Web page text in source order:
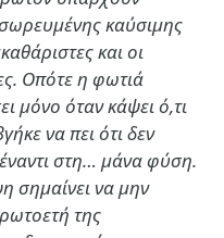
καύσιμης
και οι
Οπότε η φωτιά
μόνο όταν κάψει ό,τι
να πει ότι δεν
στη… μάνα φύση.
σημαίνει να μην
της